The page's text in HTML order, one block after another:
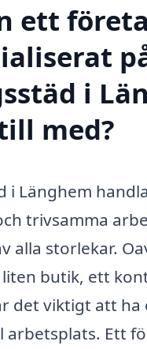
ett
i
med?
i Länghem
trivsamma
alla storlekar.
butik, ett
det viktigt att ha
arbetsplats. Ett